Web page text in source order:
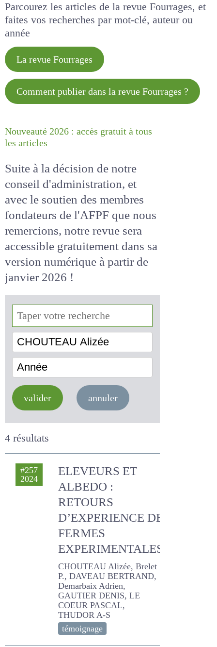
Parcourez les articles de la revue Fourrages, et
faites vos recherches par mot-clé, auteur ou
année
La revue Fourrages
Comment publier dans la revue
Nouveauté 2026 : accès gratuit à
Suite à la décision de notre
conseil d'administration, et
avec le soutien des membres
fondateurs de l'AFPF que nous
remercions, notre revue sera
accessiblegratuitementdans
sa version numérique
de janvier 2026 !
CHOUTEAU Alizée
valider annuler
4 résultats
#257
ELEVEURS ET
ALBEDO : RETOURS
D’EXPERIENCE DE
FERMES
EXPERIMENTALES
CHOUTEAU Alizée, Brelet
P., DAVEAU BERTRAND,
Demarbaix Adrien,
GAUTIER DENIS, LE COEUR
PASCAL, THUDOR A-S
témoignage